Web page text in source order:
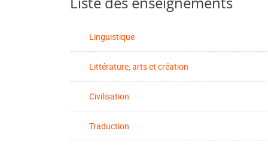
Linguistique
Littérature, arts et création
Civilisation
Traduction